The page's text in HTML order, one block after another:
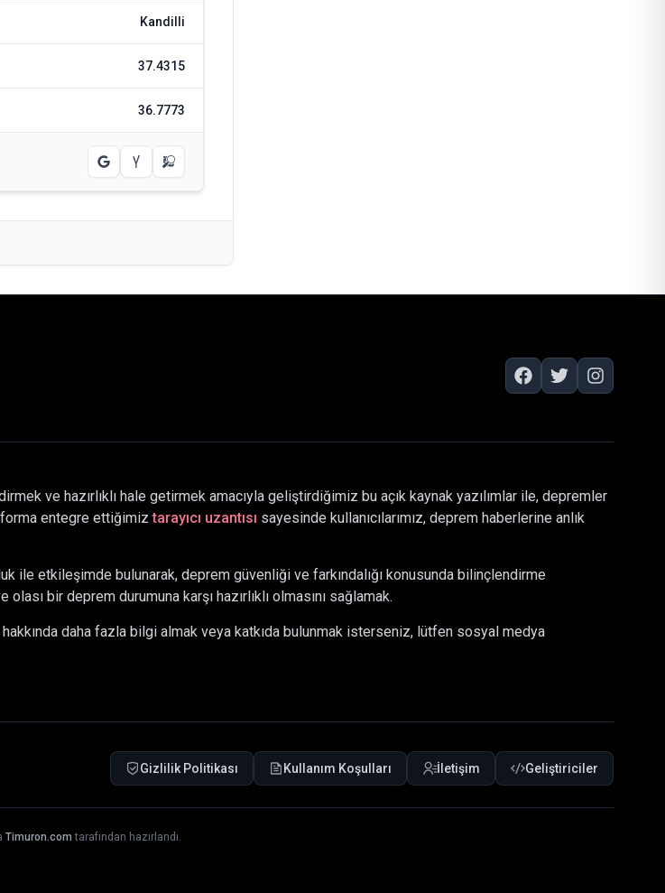
Kandilli
37.4315
36.7773
ve hazırlıklı hale getirmek amacıyla geliştirdiğimiz bu açık kaynak yazılımlar ile, depremler
entegre ettiğimiz tarayıcı uzantısı sayesinde kullanıcılarımız, deprem haberlerine anlık
ile etkileşimde bulunarak, deprem güvenliği ve farkındalığı konusunda bilinçlendirme
bir deprem durumuna karşı hazırlıklı olmasını sağlamak.
daha fazla bilgi almak veya katkıda bulunmak isterseniz, lütfen sosyal medya
Gizlilik Politikası Kullanım Koşulları İletişim Geliştiriciler
Timuron.com tarafından hazırlandı.